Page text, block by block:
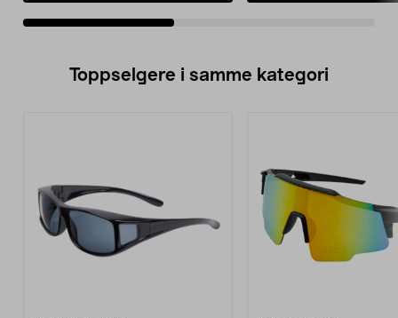
Toppselgere i samme kategori